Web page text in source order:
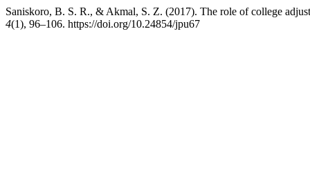
Saniskoro, B. S. R., & Akmal, S. Z. (2017). The role of college
4(1), 96–106. https://doi.org/10.24854/jpu67